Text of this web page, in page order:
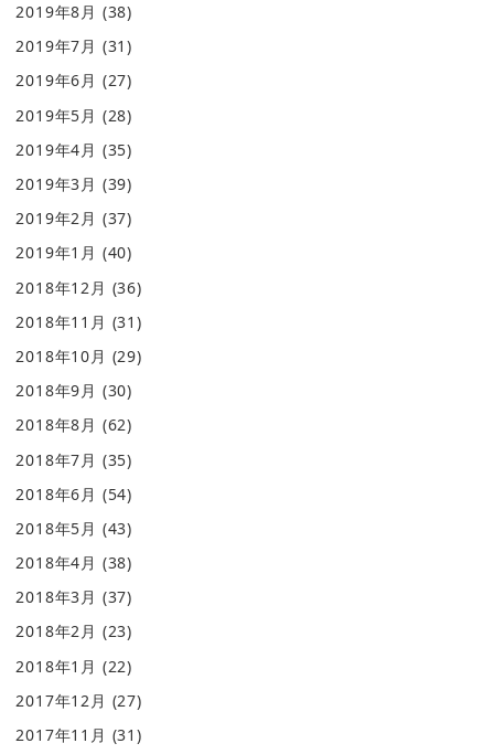
2019年8月 (38)
2019年7月 (31)
2019年6月 (27)
2019年5月 (28)
2019年4月 (35)
2019年3月 (39)
2019年2月 (37)
2019年1月 (40)
2018年12月 (36)
2018年11月 (31)
2018年10月 (29)
2018年9月 (30)
2018年8月 (62)
2018年7月 (35)
2018年6月 (54)
2018年5月 (43)
2018年4月 (38)
2018年3月 (37)
2018年2月 (23)
2018年1月 (22)
2017年12月 (27)
2017年11月 (31)